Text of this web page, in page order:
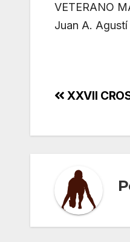
VETERANO
Juan A. Agustí
XXVII